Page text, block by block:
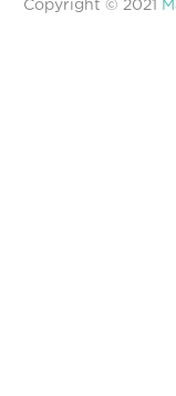
Copyright © 2021